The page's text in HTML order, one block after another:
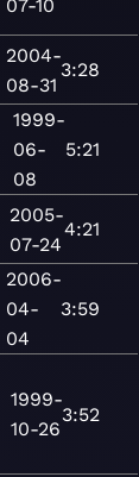
07-10
2004-
08-31
3:28
1999-
06-
08
5:21
2005-
07-24
4:21
2006-
04-
04
3:59
1999-
10-26
3:52